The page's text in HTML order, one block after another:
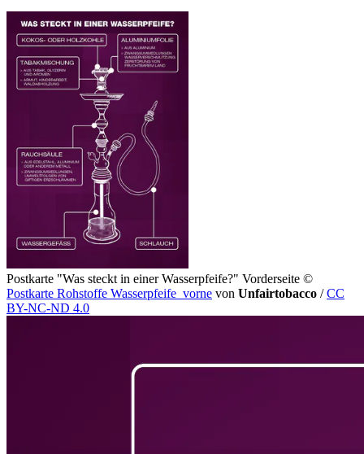
Postkarte "Was steckt in einer Wasserpfeife?" Vorderseite ©
Postkarte Rohstoffe Wasserpfeife_vorne von Unfairtobacco /CC
BY-NC-ND 4.0